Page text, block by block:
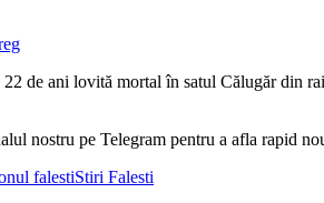
22 de ani lovită mortal în satul Călugăr din
nostru pe Telegram pentru a afla rapid
falestiStiri Falesti